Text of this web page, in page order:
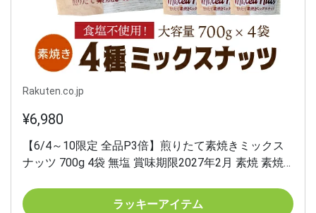
Rakuten.co.jp
¥6,980
【6/4～10限定 全品P3倍】煎りたて素焼きミックス
ナッツ 700g 4袋 無塩 賞味期限2027年2月 素焼 素焼
るみ カシューナッツ マカダミアナッツ 虎姫
ラッキーアイテム